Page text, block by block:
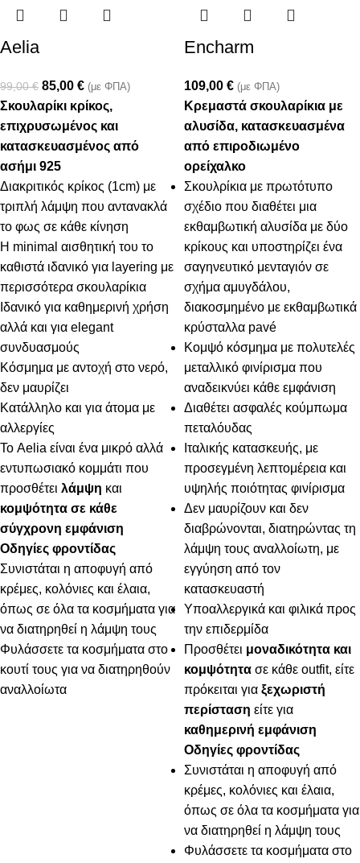
Aelia
99,00€ 85,00 € (με ΦΠΑ)
Σκουλαρίκι κρίκος,
επιχρυσωμένος και
κατασκευασμένος από
ασήμι 925
Διακριτικός κρίκος (1cm) με
τριπλή λάμψη που αντανακλά
το φως σε κάθε κίνηση
Η minimal αισθητική του το
καθιστά ιδανικό για layering με
περισσότερα σκουλαρίκια
Ιδανικό για καθημερινή χρήση
αλλά και για elegant
συνδυασμούς
Κόσμημα με αντοχή στο νερό,
δεν μαυρίζει
Κατάλληλο και για άτομα με
αλλεργίες
Το Aelia είναι ένα μικρό αλλά
εντυπωσιακό κομμάτι που
προσθέτει λάμψη και
κομψότητα σε κάθε
σύγχρονη εμφάνιση
Οδηγίες φροντίδας
Συνιστάται η αποφυγή από
κρέμες, κολόνιες και έλαια,
όπως σε όλα τα κοσμήματα για
να διατηρηθεί η λάμψη τους
Φυλάσσετε τα κοσμήματα στο
κουτί τους για να διατηρηθούν
αναλλοίωτα
Encharm
109,00 € (με ΦΠΑ)
Κρεμαστά σκουλαρίκια με
αλυσίδα, κατασκευασμένα
από επιροδιωμένο
ορείχαλκο
Σκουλρίκια με πρωτότυπο
σχέδιο που διαθέτει μια
εκθαμβωτική αλυσίδα με δύο
κρίκους και υποστηρίζει ένα
σαγηνευτικό μενταγιόν σε
σχήμα αμυγδάλου,
διακοσμημένο με εκθαμβωτικά
κρύσταλλα pavé
Κομψό κόσμημα με πολυτελές
μεταλλικό φινίρισμα που
αναδεικνύει κάθε εμφάνιση
Διαθέτει ασφαλές κούμπωμα
πεταλόυδας
Ιταλικής κατασκευής, με
προσεγμένη λεπτομέρεια και
υψηλής ποιότητας φινίρισμα
Δεν μαυρίζουν και δεν
διαβρώνονται, διατηρώντας τη
λάμψη τους αναλλοίωτη, με
εγγύηση από τον
κατασκευαστή
Υποαλλεργικά και φιλικά προς
την επιδερμίδα
Προσθέτει μοναδικότητα και
κομψότητα σε κάθε outfit, είτε
πρόκειται για ξεχωριστή
περίσταση είτε για
καθημερινή εμφάνιση
Οδηγίες φροντίδας
Συνιστάται η αποφυγή από
κρέμες, κολόνιες και έλαια,
όπως σε όλα τα κοσμήματα για
να διατηρηθεί η λάμψη τους
Φυλάσσετε τα κοσμήματα στο